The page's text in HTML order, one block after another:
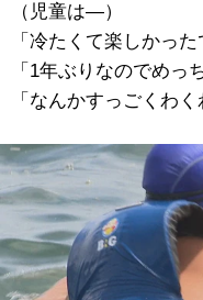
（児童は―）
「冷たくて楽しかった
「1年ぶりなのでめっ
「なんかすっごくわ